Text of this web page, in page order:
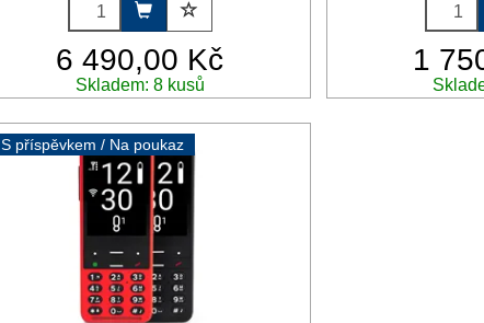
6 490,00 Kč
Skladem: 8 kusů
1
S příspěvkem / Na poukaz